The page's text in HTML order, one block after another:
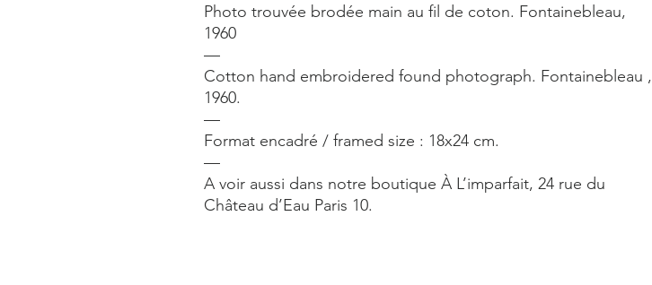
Photo trouvée brodée main au fil de coton. Fontainebleau,
1960
—
Cotton hand embroidered found photograph. Fontainebleau ,
1960.
—
Format encadré / framed size : 18x24 cm.
—
A voir aussi dans notre boutique À L’imparfait, 24 rue du
Château d’Eau Paris 10.